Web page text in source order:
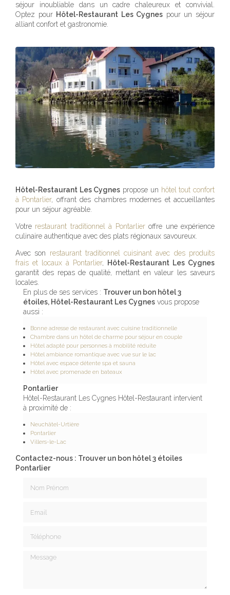
séjour inoubliable dans un cadre chaleureux et convivial.
Optez pour Hôtel-Restaurant Les Cygnes pour un séjour
alliant confort et gastronomie.
Hôtel-Restaurant Les Cygnes propose un hôtel tout confort
à Pontarlier, offrant des chambres modernes et accueillantes
pour un séjour agréable.
Votre restaurant traditionnel à Pontarlieroffre une expérience
culinaire authentique avec des plats régionaux savoureux.
Avec son restaurant traditionnel cuisinant avec des produits
frais et locaux à Pontarlier,
Hôtel-Restaurant Les Cygnes
garantit des repas de qualité, mettant en valeur les saveurs
locales.
En plus de ses services : Trouver un bon hôtel 3
étoiles, Hôtel-Restaurant Les Cygnes vous propose
aussi :
Bonne adresse de restaurant avec cuisine traditionnelle
Chambre dans un hôtel de charme pour séjour en couple
Hôtel adapté pour personnes à mobilité réduite
Hôtel ambiance romantique avec vue sur le lac
Hôtel avec espace détente spa et sauna
Hôtel avec promenade en bateaux
Pontarlier
Hôtel-Restaurant Les Cygnes Hôtel-Restaurant intervient
à proximité de :
Neuchâtel-Urtière
Pontarlier
Villers-le-Lac
Contactez-nous : Trouver un bon hôtel 3 étoiles
Pontarlier
Message